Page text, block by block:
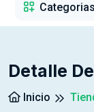
Categorias
Detalle
Inicio